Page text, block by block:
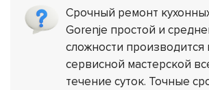
Срочный ремонт
Gorenje простой и
сложности
сервисной мастерской
течение суток. Точные